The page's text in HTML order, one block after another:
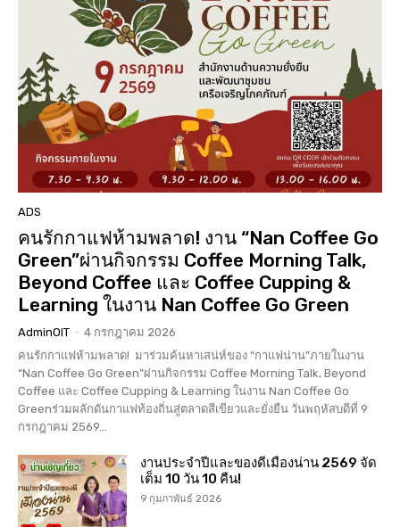
ADS
คนรักกาแฟห้ามพลาด! งาน “Nan Coffee Go
Green”ผ่านกิจกรรม Coffee Morning Talk,
Beyond Coffee และ Coffee Cupping &
Learning ในงาน Nan Coffee Go Green
AdminOIT - 4 กรกฎาคม 2026
คนรักกาแฟห้ามพลาด! มาร่วมค้นหาเสน่ห์ของ “กาแฟน่าน”ภายในงาน
“Nan Coffee Go Green”ผ่านกิจกรรม Coffee Morning Talk, Beyond
Coffee และ Coffee Cupping & Learning ในงาน Nan Coffee Go
Greenร่วมผลักดันกาแฟท้องถิ่นสู่ตลาดสีเขียวและยั่งยืน วันพฤหัสบดีที่ 9
กรกฎาคม 2569...
งานประจำปีและของดีเมืองน่าน 2569 จัด
เต็ม 10 วัน 10 คืน!
9 กุมภาพันธ์ 2026